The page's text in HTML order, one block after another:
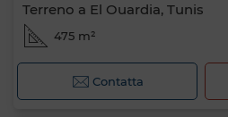
Terreno a El Ouardia, Tunis
475 m²
Contatta